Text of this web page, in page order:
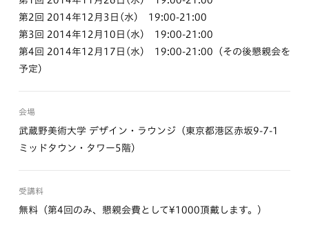
第2回 2014年12月3日(水) 19:00-21:00
第3回 2014年12月10日(水) 19:00-21:00
第4回 2014年12月17日(水) 19:00-21:00（その後懇親会を
予定）
会場
武蔵野美術大学 デザイン・ラウンジ（東京都港区赤坂9-7-1
ミッドタウン・タワー5階）
受講料
無料（第4回のみ、懇親会費として¥1000頂戴します。）